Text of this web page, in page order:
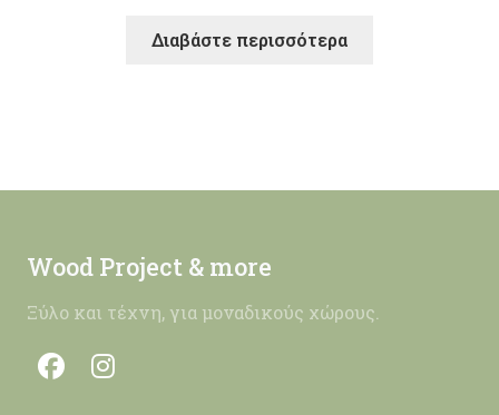
Διαβάστε περισσότερα
Wood Project & more
Ξύλο και τέχνη, για μοναδικούς χώρους.